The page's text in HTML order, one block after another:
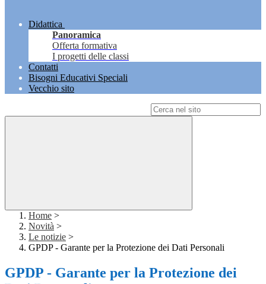
Didattica
Panoramica
Offerta formativa
I progetti delle classi
Contatti
Bisogni Educativi Speciali
Vecchio sito
Home >
Novità >
Le notizie >
GPDP - Garante per la Protezione dei Dati Personali
GPDP - Garante per la Protezione dei